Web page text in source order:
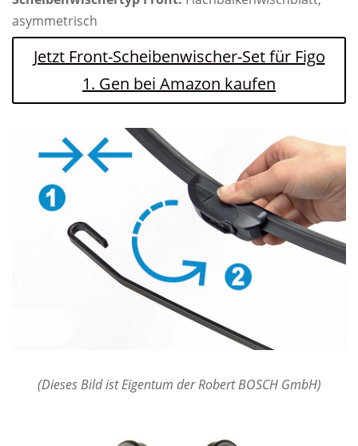
asymmetrisch
Jetzt Front-Scheibenwischer-Set für Figo
1. Gen bei Amazon kaufen
(Dieses Bild ist Eigentum der Robert BOSCH GmbH)